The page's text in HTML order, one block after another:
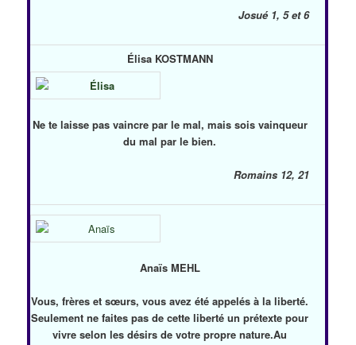
Josué 1, 5 et 6
Élisa KOSTMANN
Ne te laisse pas vaincre par le mal, mais sois vainqueur
du mal par le bien.
Romains 12, 21
Anaïs MEHL
Vous, frères et sœurs, vous avez été appelés à la liberté.
Seulement ne faites pas de cette liberté un prétexte pour
vivre selon les désirs de votre propre nature.Au